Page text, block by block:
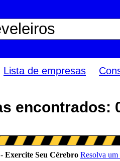
Lista de empresas
encontrados: